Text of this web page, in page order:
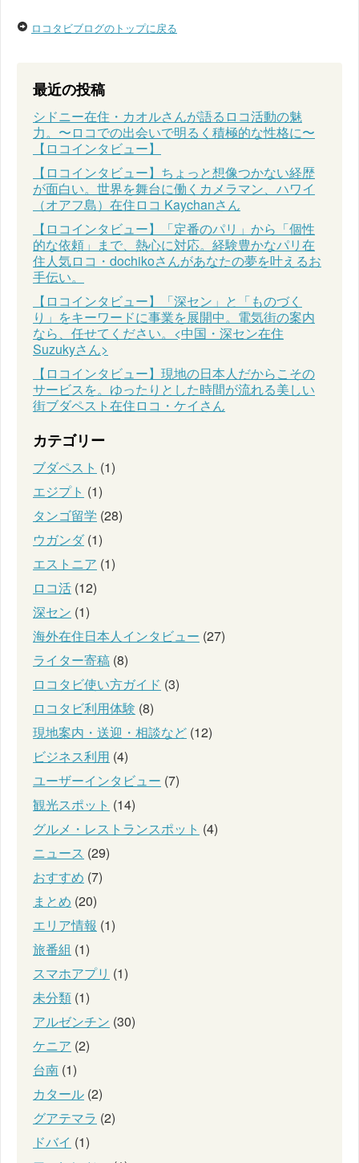
ロコタビブログのトップに戻る
最近の投稿
シドニー在住・カオルさんが語るロコ活動の魅
力。〜ロコでの出会いで明るく積極的な性格に〜
【ロコインタビュー】
【ロコインタビュー】ちょっと想像つかない経歴
が面白い。世界を舞台に働くカメラマン、ハワイ
（オアフ島）在住ロコ Kaychanさん
【ロコインタビュー】「定番のパリ」から「個性
的な依頼」まで、熱心に対応。経験豊かなパリ在
住人気ロコ・dochikoさんがあなたの夢を叶えるお
手伝い。
【ロコインタビュー】「深セン」と「ものづく
り」をキーワードに事業を展開中。電気街の案内
なら、任せてください。<中国・深セン在住
Suzukyさん>
【ロコインタビュー】現地の日本人だからこその
サービスを。ゆったりとした時間が流れる美しい
街ブダペスト在住ロコ・ケイさん
カテゴリー
ブダペスト (1)
エジプト (1)
タンゴ留学 (28)
ウガンダ(1)
エストニア (1)
ロコ活 (12)
深セン (1)
海外在住日本人インタビュー (27)
ライター寄稿 (8)
ロコタビ使い方ガイド (3)
ロコタビ利用体験 (8)
現地案内・送迎・相談など (12)
ビジネス利用 (4)
ユーザーインタビュー (7)
観光スポット (14)
グルメ・レストランスポット (4)
ニュース (29)
おすすめ (7)
まとめ (20)
エリア情報 (1)
旅番組 (1)
スマホアプリ (1)
未分類 (1)
アルゼンチン (30)
ケニア (2)
台南 (1)
カタール (2)
グアテマラ (2)
ドバイ (1)